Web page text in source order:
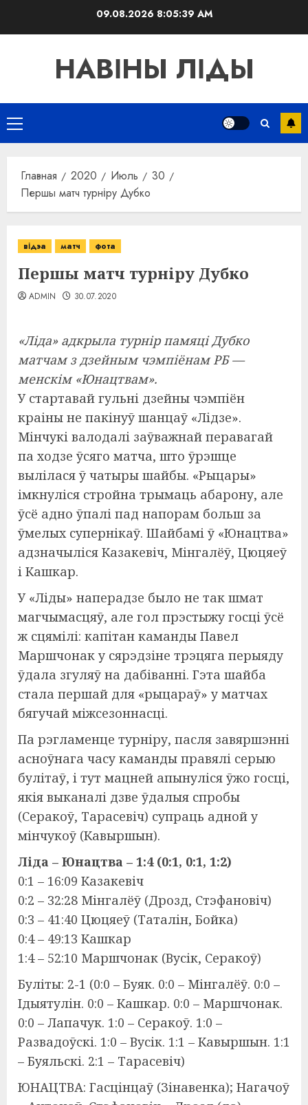
09.08.2026 8:05:39 AM
НАВІНЫ ЛІДЫ
Основное
меню
Главная 2020 Июль
30
Першы матч турніру Дубко
відэа матч фота
Першы матч турніру Дубко
ADMIN 30.07.2020
«Ліда» адкрыла турнір памяці Дубко
матчам з дзейным чэмпіёнам РБ —
менскім «Юнацтвам».
У стартавай гульні дзейны чэмпіён
краіны не пакінуў шанцаў «Лідзе».
Мінчукі валодалі заўважнай перавагай
па ходзе ўсяго матча, што ўрэшце
вылілася ў чатыры шайбы. «Рыцары»
імкнуліся стройна трымаць абарону, але
ўсё адно ўпалі пад напорам больш за
ўмелых супернікаў. Шайбамі ў «Юнацтва»
адзначыліся Казакевіч, Мінгалёў, Цюцяеў
і Кашкар.
У «Ліды» наперадзе было не так шмат
магчымасцяў, але гол прэстыжу госці ўсё
ж сцямілі: капітан каманды Павел
Маршчонак у сярэдзіне трэцяга перыяду
ўдала згуляў на дабіванні. Гэта шайба
стала першай для «рыцараў» у матчах
бягучай міжсезоннасці.
Па рэгламенце турніру, пасля завяршэнні
асноўнага часу каманды правялі серыю
булітаў, і тут мацней апынуліся ўжо госці,
якія выканалі дзве ўдалыя спробы
(Серакоў, Тарасевіч) супраць адной у
мінчукоў (Кавыршын).
Ліда – Юнацтва – 1:4 (0:1, 0:1, 1:2)
0:1 – 16:09 Казакевіч
0:2 – 32:28 Мінгалёў (Дрозд, Стэфановіч)
0:3 – 41:40 Цюцяеў (Таталін, Бойка)
0:4 – 49:13 Кашкар
1:4 – 52:10 Маршчонак (Вусік, Серакоў)
Буліты: 2-1 (0:0 – Буяк. 0:0 – Мінгалёў. 0:0 –
Ідыятулін. 0:0 – Кашкар. 0:0 – Маршчонак.
0:0 – Лапачук. 1:0 – Серакоў. 1:0 –
Развадоўскі. 1:0 – Вусік. 1:1 – Кавыршын. 1:1
– Буяльскі. 2:1 – Тарасевіч)
ЮНАЦТВА: Гасцінцаў (Зінавенка); Нагачоў